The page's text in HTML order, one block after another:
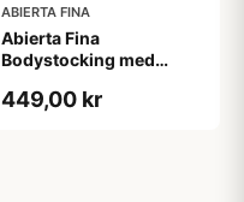
ABIERTA FINA
Abierta Fina
Bodystocking med
449,00 kr